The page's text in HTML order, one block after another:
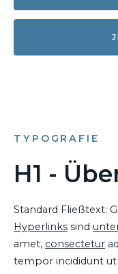
TYPOGRAFIE
H1 -
Standard Fließtext:
Hyperlinks sind
amet, consectetur
tempor incididunt ut